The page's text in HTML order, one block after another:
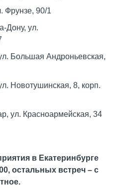
Фрунзе, 90/1
Дону, ул.
Большая Андроньевская,
Новотушинская, 8, корп.
ул. Красноармейская, 34
в Екатеринбурге
остальных встреч – с